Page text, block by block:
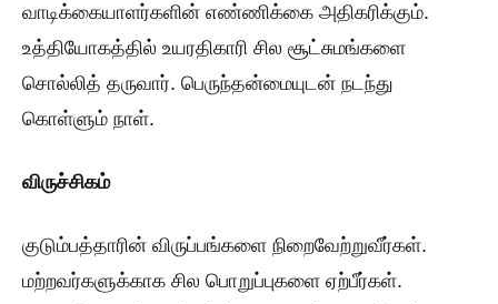
வாடிக்கையாளர்களின் எண்ணிக்கை அதிகரிக்கும்.
உத்தியோகத்தில் உயரதிகாரி சில சூட்சுமங்களை
சொல்லித் தருவார். பெருந்தன்மையுடன் நடந்து
கொள்ளும் நாள்.
விருச்சிகம்
குடும்பத்தாரின் விருப்பங்களை நிறைவேற்றுவீர்கள்.
மற்றவர்களுக்காக சில பொறுப்புகளை ஏற்பீர்கள்.